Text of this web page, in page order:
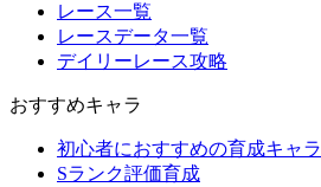
レース一覧
レースデータ一覧
デイリーレース攻略
おすすめキャラ
初心者におすすめの育成キャラ
Sランク評価育成